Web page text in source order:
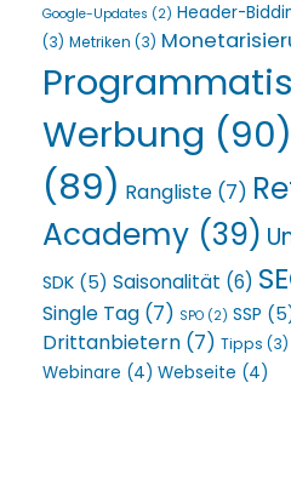
Google-Updates (2) Header-
(3) Metriken (3)
Werbung (90)
(89) Rangliste (7)
Academy (39)
SDK (5) Saisonalität (6)
Single Tag (7) SPO (2) SSP
Drittanbietern (7) Tipps (3)
Webinare (4) Webseite (4)